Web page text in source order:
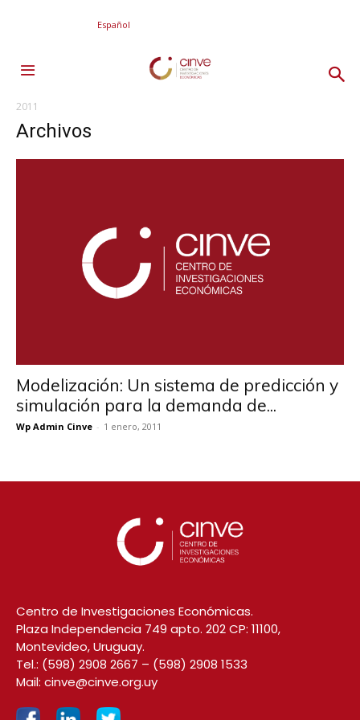
Español
2011
Archivos
Modelización: Un sistema de predicción y
simulación para la demanda de...
Wp Admin Cinve - 1 enero, 2011
Centro de Investigaciones Económicas.
Plaza Independencia 749 apto. 202 CP: 11100,
Montevideo, Uruguay.
Tel.: (598) 2908 2667 – (598) 2908 1533
Mail: cinve@cinve.org.uy